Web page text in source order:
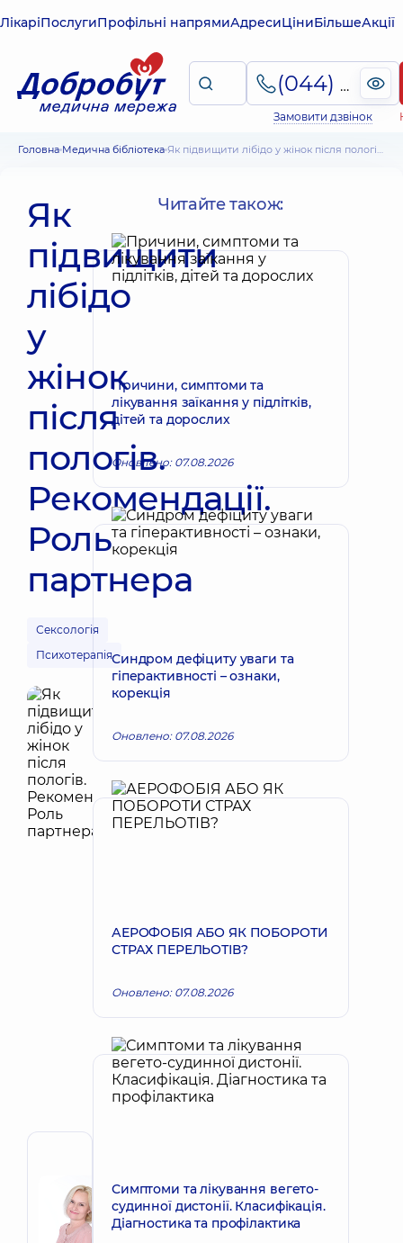
ЛікаріПослугиПрофільні напрямиАдресиЦіниБільшеАкції
(044) 495-2-888
Замовити дзвінок
Головна Медична бібліотека Як підвищити лібідо у жінок після пологів. Рекомендації. Роль партнера
Як
підвищити
лібідо
у
жінок
після
пологів.
Рекомендації.
Роль
партнера
Сексологія
Психотерапія
Корх
Наталія
Вікторівна
Запис до лікаря
Читайте також:
Причини, симптоми та
лікування заїкання у підлітків,
дітей та дорослих
Оновлено: 07.08.2026
Синдром дефіциту уваги та
гіперактивності – ознаки,
корекція
Оновлено: 07.08.2026
АЕРОФОБІЯ АБО ЯК ПОБОРОТИ
СТРАХ ПЕРЕЛЬОТІВ?
Оновлено: 07.08.2026
Симптоми та лікування вегето-
судинної дистонії. Класифікація.
Діагностика та профілактика